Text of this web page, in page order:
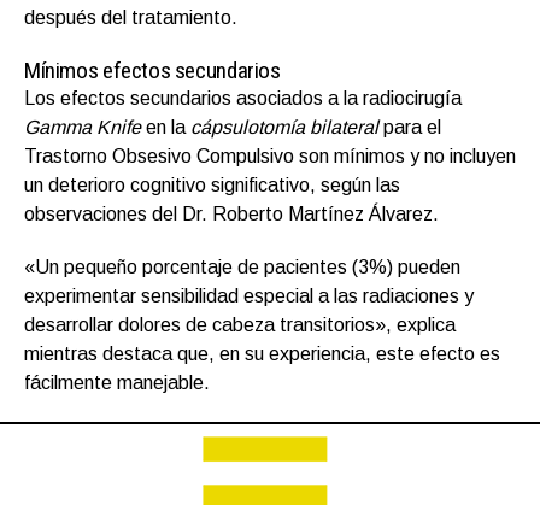
después del tratamiento.
Mínimos efectos secundarios
Los efectos secundarios asociados a la radiocirugía
Gamma Knifeen la cápsulotomía bilateralpara el
Trastorno Obsesivo Compulsivo son mínimos y no incluyen
un deterioro cognitivo significativo, según las
observaciones del Dr. Roberto Martínez Álvarez.
«Un pequeño porcentaje de pacientes (3%) pueden
experimentar sensibilidad especial a las radiaciones y
desarrollar dolores de cabeza transitorios», explica
mientras destaca que, en su experiencia, este efecto es
fácilmente manejable.